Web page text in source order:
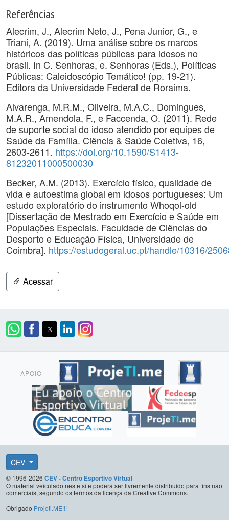
Referências
Alecrim, J., Alecrim Neto, J., Pena Junior, G., e
Triani, A. (2019). Uma análise sobre os marcos
históricos das políticas públicas para idosos no
brasil. In C. Senhoras, e. Senhoras (Eds.), Políticas
Públicas: Caleidoscópio Temático! (pp. 19-21).
Editora da Universidade Federal de Roraima.
Alvarenga, M.R.M., Oliveira, M.A.C., Domingues,
M.A.R., Amendola, F., e Faccenda, O. (2011). Rede
de suporte social do idoso atendido por equipes de
Saúde da Família. Ciência & Saúde Coletiva, 16,
2603-2611. https://doi.org/10.1590/S1413-
81232011000500030
Becker, A.M. (2013). Exercício físico, qualidade de
vida e autoestima global em idosos portugueses: Um
estudo exploratório do instrumento Whoqol-old
[Dissertação de Mestrado em Exercício e Saúde em
Populações Especiais. Faculdade de Ciências do
Desporto e Educação Física, Universidade de
Coimbra]. https://estudogeral.uc.pt/handle/10316/
Acessar
APOIO
CEV
© 1996-2026 CEV - Centro Esportivo Virtual
O material veiculado neste site poderá ser livremente distribuído para fins não
comerciais, segundo os termos da licença da Creative Commons.
Obrigado Projeti.ME!!!